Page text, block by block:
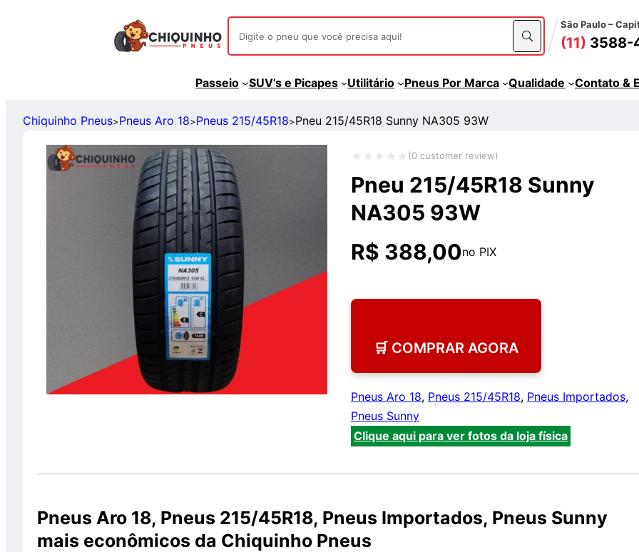
São Paulo –
(11) 3588-
Passeio SUV’s e Picapes Utilitário Pneus Por Marca Qualidade Contato &
Chiquinho Pneus>Pneus Aro 18>Pneus 215/45R18>Pneu 215/45R18 Sunny NA305 93W
Avaliação
0
de
(0 customer review)
Pneu 215/45R18 Sunny
NA305 93W
R$ 388,00no PIX
🛒 COMPRAR AGORA
Pneus Aro 18, Pneus 215/45R18, Pneus Importados,
Pneus Sunny
Clique aqui para ver fotos da loja física
Pneus Aro 18, Pneus 215/45R18, Pneus Importados, Pneus Sunny
mais econômicos da Chiquinho Pneus